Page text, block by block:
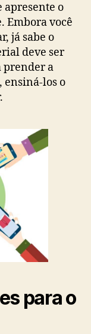
apresente o
Embora você
já sabe o
deve ser
prender a
ensiná-los o
para o